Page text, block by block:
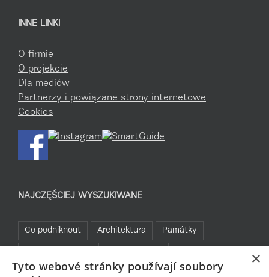
INNE LINKI
O firmie
O projekcie
Dla mediów
Partnerzy i powiązane strony internetowe
Cookies
NAJCZĘŚCIEJ WYSZUKIWANE
Co podniknout Architektura Památky
Bez bariér Bavte se v Jablonci
×
Tyto webové stránky používají soubory